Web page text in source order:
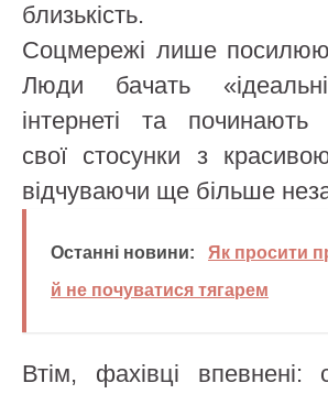
близькість.
Соцмережі лише
Люди бачать
інтернеті та починають
свої стосунки з
відчуваючи ще більше
Останні новини:
Як просити
й не почуватися тягарем
Втім, фахівці впевнені: